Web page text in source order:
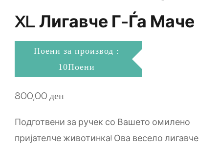
XL Лигавче Г-Ѓа Маче
Поени за производ :
10Поени
800,00ден
Подготвени за ручек со Вашето омилено
пријателче животинка! Ова весело лигавче